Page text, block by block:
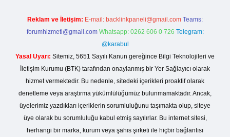
Reklam ve İletişim: E-mail: backlinkpaneli@gmail.com Teams:
forumhizmeti@gmail.com Whatsapp: 0262 606 0 726 Telegram:
@karabul
Yasal Uyarı: Sitemiz, 5651 Sayılı Kanun gereğince Bilgi Teknolojileri ve
İletişim Kurumu (BTK) tarafından onaylanmış bir Yer Sağlayıcı olarak
hizmet vermektedir. Bu nedenle, sitedeki içerikleri proaktif olarak
denetleme veya araştırma yükümlülüğümüz bulunmamaktadır. Ancak,
üyelerimiz yazdıkları içeriklerin sorumluluğunu taşımakta olup, siteye
üye olarak bu sorumluluğu kabul etmiş sayılırlar. Bu internet sitesi,
herhangi bir marka, kurum veya şahıs şirketi ile hiçbir bağlantısı